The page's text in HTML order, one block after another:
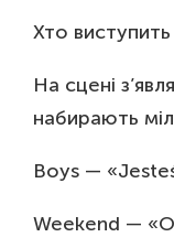
Хто виступить
На сцені
набирають
Boys —
Weekend —